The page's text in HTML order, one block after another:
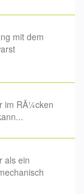
mit dem
im RÃ¼cken
als ein